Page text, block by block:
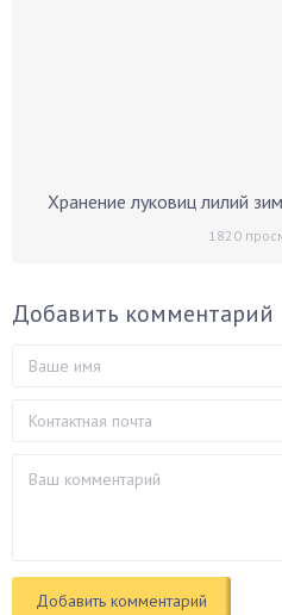
Хранение луковиц лилий
1820
Добавить комментарий